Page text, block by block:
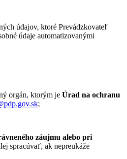
údajov, ktoré Prevádzkovateľ
údaje automatizovanými
orgán, ktorým je Úrad na ochranu
;
záujmu alebo pri
spracúvať, ak nepreukáže